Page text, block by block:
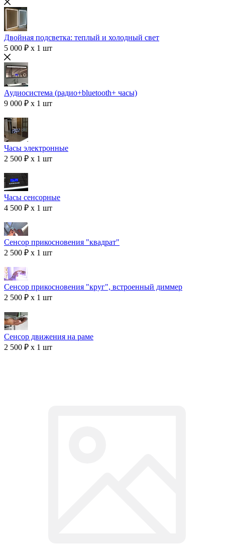
Двойная подсветка: теплый и холодный свет
5 000 ₽ x 1 шт
Аудиосистема (радио+bluetooth+ часы)
9 000 ₽ x 1 шт
Часы электронные
2 500 ₽ x 1 шт
Часы сенсорные
4 500 ₽ x 1 шт
Сенсор прикосновения "квадрат"
2 500 ₽ x 1 шт
Сенсор прикосновения "круг", встроенный диммер
2 500 ₽ x 1 шт
Сенсор движения на раме
2 500 ₽ x 1 шт